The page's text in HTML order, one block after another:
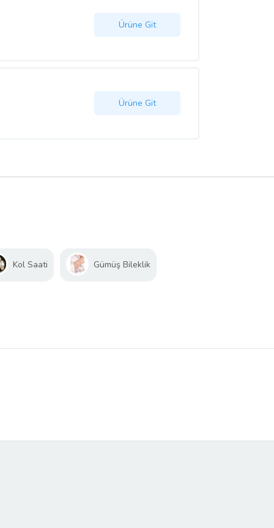
Ürüne Git
Ürüne Git
Kol Saati Gümüş Bileklik